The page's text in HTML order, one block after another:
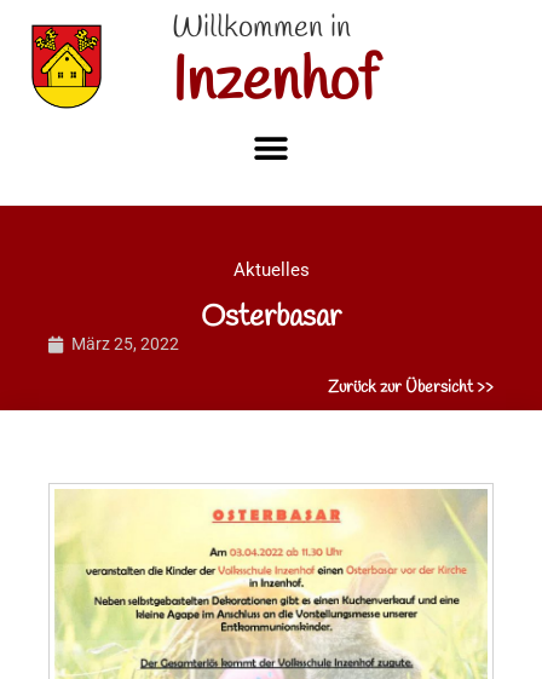
Willkommen in
Inzenhof
Aktuelles
Osterbasar
März 25, 2022
Zurück zur Übersicht >>